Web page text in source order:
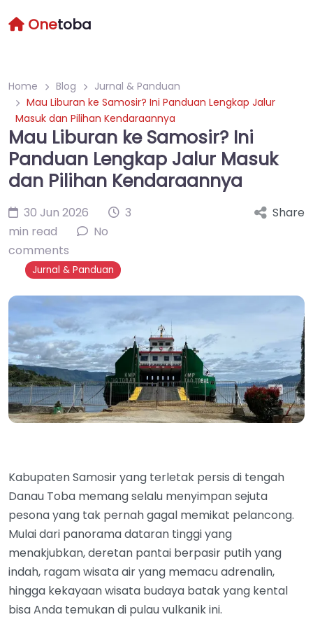
Onetoba
Home Blog
Jurnal & Panduan
Mau Liburan ke Samosir? Ini Panduan Lengkap Jalur
Masuk dan Pilihan Kendaraannya
Mau Liburan ke Samosir? Ini
Panduan Lengkap Jalur Masuk
dan Pilihan Kendaraannya
30 Jun 2026
3
min read
No
comments
Jurnal & Panduan
Share
Kabupaten Samosir yang terletak persis di tengah
Danau Toba memang selalu menyimpan sejuta
pesona yang tak pernah gagal memikat pelancong.
Mulai dari panorama dataran tinggi yang
menakjubkan, deretan pantai berpasir putih yang
indah, ragam wisata air yang memacu adrenalin,
hingga kekayaan wisata budaya batak yang kental
bisa Anda temukan di pulau vulkanik ini.